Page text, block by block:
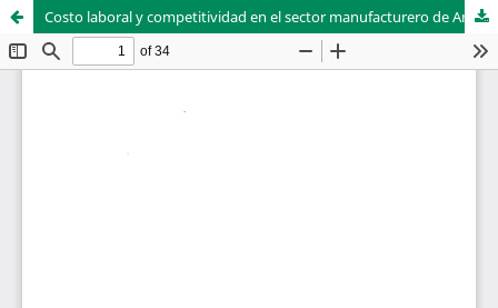
Costo laboral y competitividad en el sector manufacturero de América Latina